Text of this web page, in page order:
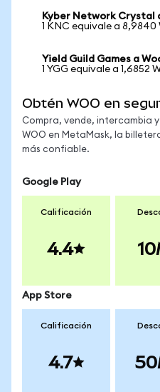
Kyber Network Crystal
1 KNC equivale a 8,9840
Yield Guild Games a
1 YGG equivale a 1,6852
Obtén WOO en
Compra, vende, intercambia
WOO en MetaMask, la
más confiable.
Google Play
Calificación
4.4
App Store
Calificación
4.7